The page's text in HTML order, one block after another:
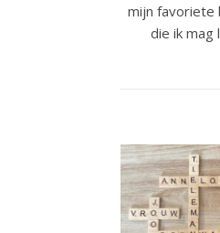
mijn favoriete
die ik mag